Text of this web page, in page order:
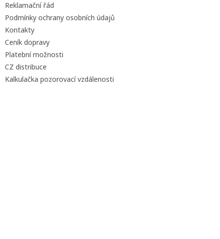
Reklamační řád
Podmínky ochrany osobních údajů
Kontakty
Ceník dopravy
Platební možnosti
CZ distribuce
Kalkulačka pozorovací vzdálenosti